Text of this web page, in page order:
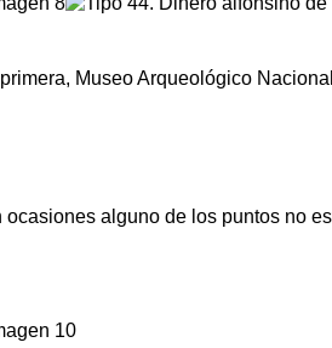
Museo Arqueológico
alguno de los puntos no